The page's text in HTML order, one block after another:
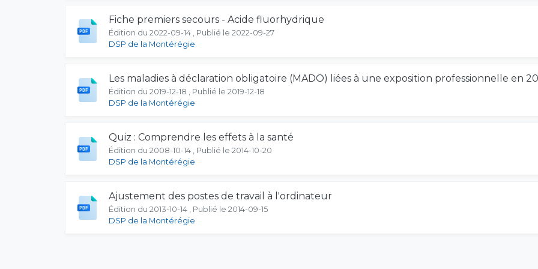
Fiche premiers secours - Acide fluorhydrique
Édition du 2022-09-14 , Publié le 2022-09-27
DSP de la Montérégie
Les maladies à déclaration obligatoire (MADO) liées à une exposition professionnelle en
Édition du 2019-12-18 , Publié le 2019-12-18
DSP de la Montérégie
Quiz : Comprendre les effets à la santé
Édition du 2008-10-14 , Publié le 2014-10-20
DSP de la Montérégie
Ajustement des postes de travail à l'ordinateur
Édition du 2013-10-14 , Publié le 2014-09-15
DSP de la Montérégie